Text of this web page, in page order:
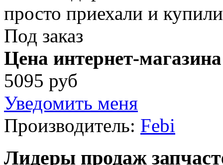
просто приехали и
Под заказ
Цена интернет-
5095 руб
Уведомить меня
Производитель: Febi
Лидеры продаж